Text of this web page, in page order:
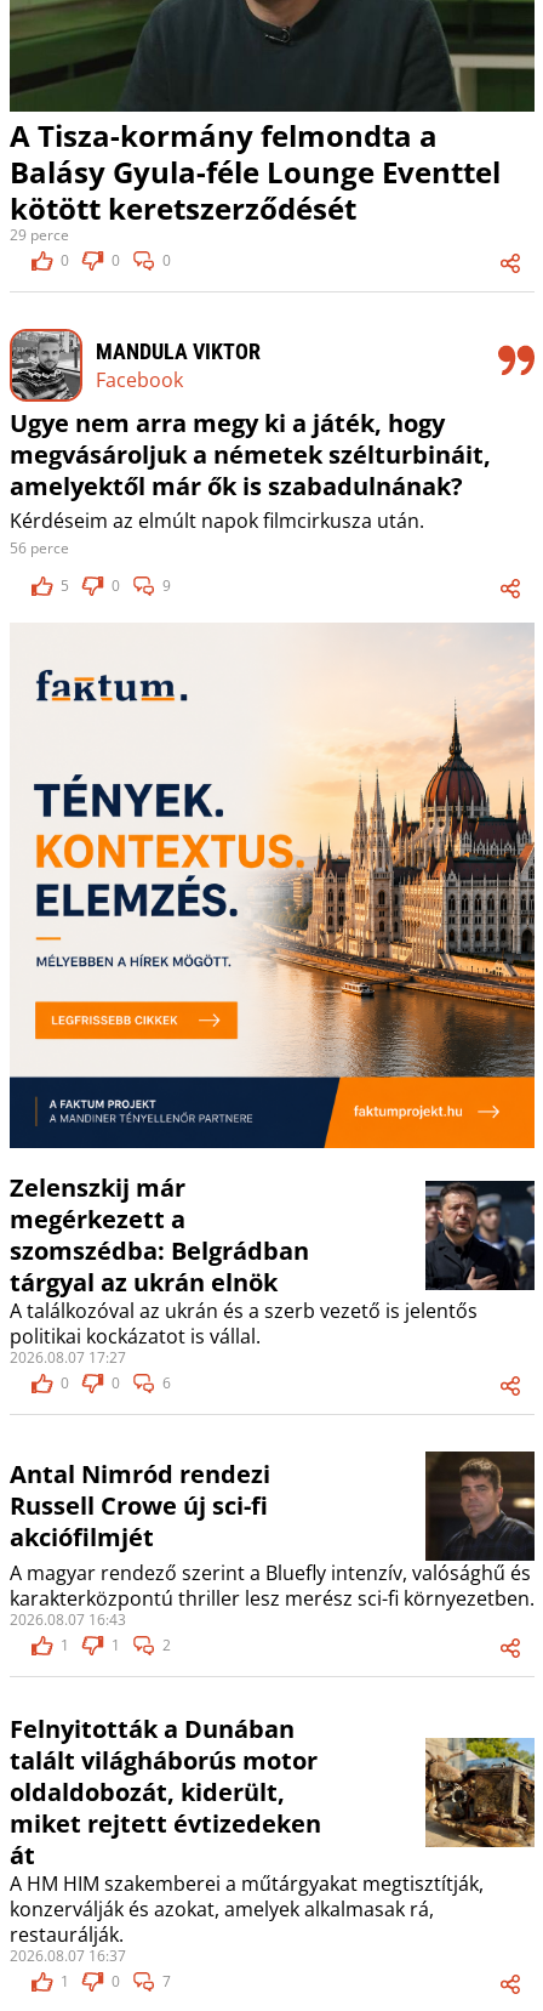
A Tisza-kormány felmondta a
Balásy Gyula-féle Lounge Eventtel
kötött keretszerződését
29 perce
0
0 0
MANDULA VIKTOR
Facebook
Ugye nem arra megy ki a játék, hogy
megvásároljuk a németek szélturbináit,
amelyektől már ők is szabadulnának?
Kérdéseim az elmúlt napok filmcirkusza után.
56 perce
5
0 9
Zelenszkij már
megérkezett a
szomszédba: Belgrádban
tárgyal az ukrán elnök
A találkozóval az ukrán és a szerb vezető is jelentős
politikai kockázatot is vállal.
2026.08.07 17:27
0
0 6
Antal Nimród rendezi
Russell Crowe új sci-fi
akciófilmjét
A magyar rendező szerint a Bluefly intenzív, valósághű és
karakterközpontú thriller lesz merész sci-fi környezetben.
2026.08.07 16:43
1
1 2
Felnyitották a Dunában
talált világháborús motor
oldaldobozát, kiderült,
miket rejtett évtizedeken
át
A HM HIM szakemberei a műtárgyakat megtisztítják,
konzerválják és azokat, amelyek alkalmasak rá,
restaurálják.
2026.08.07 16:37
1
0 7